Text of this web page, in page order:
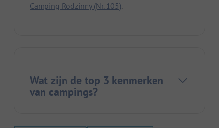
Camping Rodzinny (Nr. 105).
Wat zijn de top 3 kenmerken
van campings?